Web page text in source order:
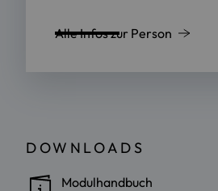
Alle Infos zur Person
DOWNLOADS
Modulhandbuch